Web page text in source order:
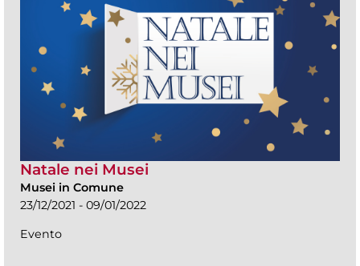
Natale nei Musei
Musei in Comune
23/12/2021 - 09/01/2022
Evento